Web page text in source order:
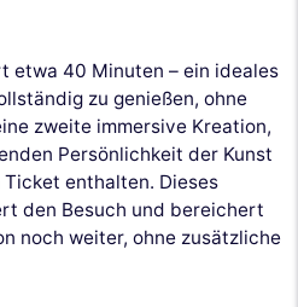
etwa 40 Minuten – ein ideales
zu genießen, ohne
zweite immersive Kreation,
Persönlichkeit der Kunst
enthalten. Dieses
den Besuch und bereichert
noch weiter, ohne zusätzliche